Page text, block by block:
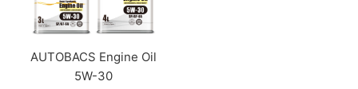
AUTOBACS Engine Oil
5W-30